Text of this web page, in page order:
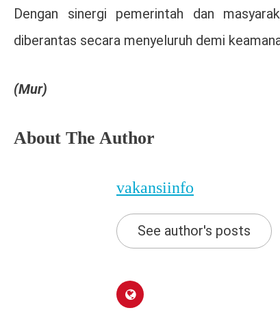
Dengan sinergi pemerintah dan
diberantas secara menyeluruh demi
(Mur)
About The Author
vakansiinfo
See author's posts